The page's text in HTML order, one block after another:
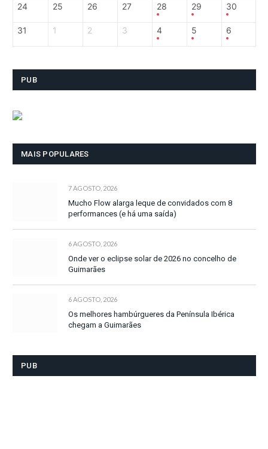
24 25 26 27 28 29 30
31 1 2 3 4 5 6
PUB
MAIS POPULARES
7 AGOSTO, 2026
Mucho Flow alarga leque de convidados com 8
performances (e há uma saída)
6 AGOSTO, 2026
Onde ver o eclipse solar de 2026 no concelho de
Guimarães
6 AGOSTO, 2026
Os melhores hambúrgueres da Península Ibérica
chegam a Guimarães
PUB